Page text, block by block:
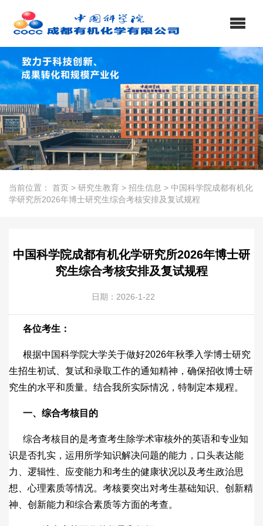
当前位置： 首页 > 研究生教育 > 招生信息 > 中国科学院成都有机化
学研究所2026年博士研究生综合考核安排及复试规程
中国科学院成都有机化学研究所2026年博士研
究生综合考核安排及复试规程
日期：2026-1-22
各位考生：
根据中国科学院大学关于做好2026年秋季入学博士研究
生招生初试、复试和录取工作的通知精神，确保招收博士研
究生的水平和质量。结合我所实际情况，特制定本规程。
一、综合考核目的
综合考核目的是考查考生除学术审核外的英语和专业知
识是否扎实，运用所学知识解决问题的能力，口头表达能
力、逻辑性、应变能力和考生的健康状况以及考生政治思
想、心理素质等情况。考核要突出对考生基础知识、创新精
神、创新能力和综合素质等方面的考查。